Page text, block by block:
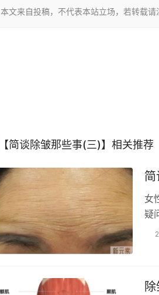
本文来自投稿，不代表本站立场，若转载
【简谈除皱那些事(三)】相关推荐
女
疑